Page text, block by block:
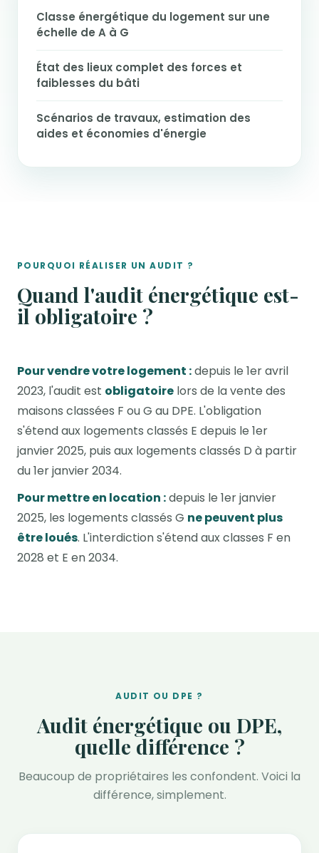
Classe énergétique du logement sur une
échelle de A à G
État des lieux complet des forces et
faiblesses du bâti
Scénarios de travaux, estimation des
aides et économies d'énergie
POURQUOI RÉALISER UN AUDIT ?
Quand l'audit énergétique est-
il obligatoire ?
Pour vendre votre logement :depuis le 1er avril
2023, l'audit est obligatoire lors de la vente des
maisons classées F ou G au DPE. L'obligation
s'étend aux logements classés E depuis le 1er
janvier 2025, puis aux logements classés D à partir
du 1er janvier 2034.
Pour mettre en location :depuis le 1er janvier
2025, les logements classés G ne peuvent plus
être loués. L'interdiction s'étend aux classes F en
2028 et E en 2034.
AUDIT OU DPE ?
Audit énergétique ou DPE,
quelle différence ?
Beaucoup de propriétaires les confondent. Voici la
différence, simplement.